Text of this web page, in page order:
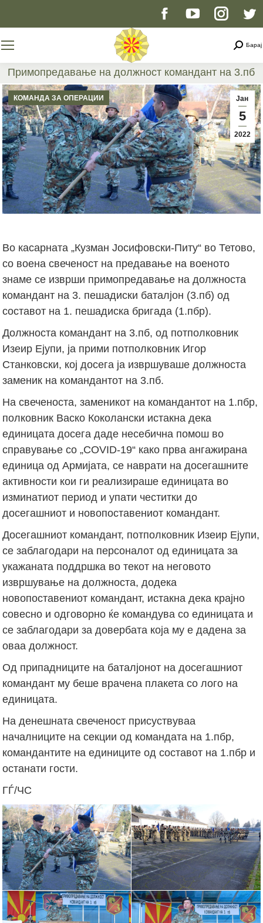
Facebook
opens
in
new
window
YouTube
opens
in
new
window
page
opens
in
new
window
Барај
Примопредавање на должност командант на 3.пб
You are here:
Јан
5
2022
КОМАНДА ЗА ОПЕРАЦИИ
Во касарната „Кузман Јосифовски-Питу“ во Тетово,
со воена свеченост на предавање на военото
знаме се изврши примопредавање на должноста
командант на 3. пешадиски баталјон (3.пб) од
составот на 1. пешадиска бригада (1.пбр).
Должноста командант на 3.пб, од потполковник
Изеир Ејупи, ја прими потполковник Игор
Станковски, кој досега ја извршуваше должноста
заменик на командантот на 3.пб.
На свеченоста, заменикот на командантот на 1.пбр,
полковник Васко Коколански истакна дека
единицата досега даде несебична помош во
справување со „COVID-19“ како прва ангажирана
единица од Армијата, се наврати на досегашните
активности кои ги реализираше единицата во
изминатиот период и упати честитки до
досегашниот и новопоставениот командант.
Досегашниот командант, потполковник Изеир Ејупи,
се заблагодари на персоналот од единицата за
укажаната поддршка во текот на неговото
извршување на должноста, додека
новопоставениот командант, истакна дека крајно
совесно и одговорно ќе командува со единицата и
се заблагодари за довербата која му е дадена за
оваа должност.
Од припадниците на баталјонот на досегашниот
командант му беше врачена плакета со лого на
единицата.
На денешната свеченост присуствуваа
началниците на секции од командата на 1.пбр,
командантите на единиците од составот на 1.пбр и
останати гости.
ГЃ/ЧС